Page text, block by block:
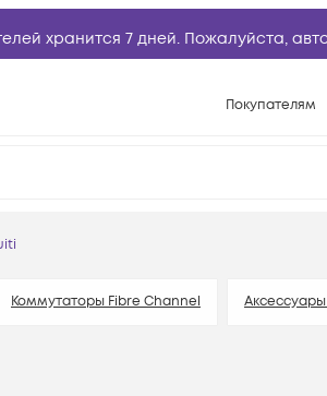
хранится 7 дней. Пожалуйста,
Покупателям
Техническая
Коммутаторы Fibre Channel